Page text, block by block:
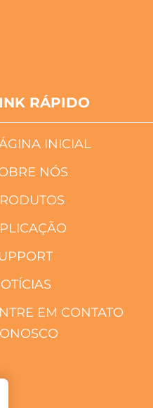
RÁPIDO
INICIAL
NÓS
EM CONTATO